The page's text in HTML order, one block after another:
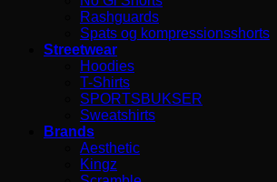
Rashguards
Spats og kompressionsshorts
Streetwear
Hoodies
T-Shirts
SPORTSBUKSER
Sweatshirts
Brands
Aesthetic
Kingz